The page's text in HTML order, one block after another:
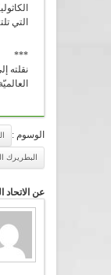
التي
***
نقلته
الوسوم :
البطريرك
عن الاتحاد